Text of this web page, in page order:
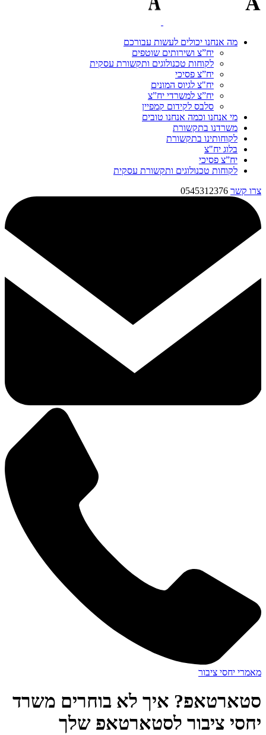
מה אנחנו יכולים לעשות עבורכם
יח”צ ושירותים שוטפים
לקוחות טכנולוגים ותקשורת עסקית
יח”צ פסיכי
יח"צ לגיוס המונים
יח”צ למשרדי יח”צ
סלבס לקידום קמפיין
מי אנחנו וכמה אנחנו טובים
משרדנו בתקשורת
לקוחותינו בתקשורת
בלוג יח"צ
יח”צ פסיכי
לקוחות טכנולוגים ותקשורת עסקית
צרו קשר 0545312376
מאמרי יחסי ציבור
סטארטאפ? איך לא בוחרים משרד
יחסי ציבור לסטארטאפ שלך